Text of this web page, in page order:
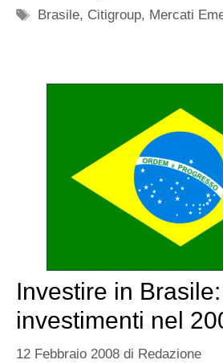
Tag
Brasile, Citigroup, Mercati
Investire in
investimenti nel
12 Febbraio 2008 di Redazione